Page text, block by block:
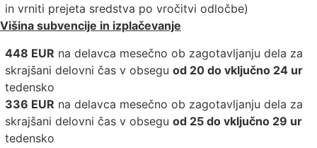
in vrniti prejeta sredstva po vročitvi odločbe)
Višina subvencije in izplačevanje
448 EUR na delavca mesečno ob zagotavljanju dela za
skrajšani delovni čas v obsegu od 20 do vključno 24 ur
tedensko
336 EUR na delavca mesečno ob zagotavljanju dela za
skrajšani delovni čas v obsegu od 25 do vključno 29 ur
tedensko